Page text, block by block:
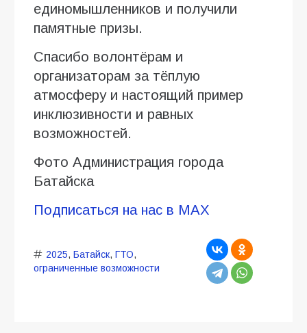
единомышленников и получили
памятные призы.
Спасибо волонтёрам и
организаторам за тёплую
атмосферу и настоящий пример
инклюзивности и равных
возможностей.
Фото Администрация города
Батайска
Подпиcаться на нас в MAX
2025, Батайск, ГТО,
ограниченные возможности